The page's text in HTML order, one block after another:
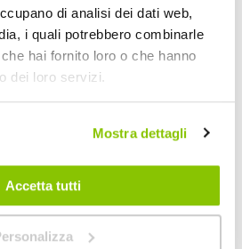
di analisi dei dati web,
i quali potrebbero combinarle
hai fornito loro o che hanno
dei loro servizi.
Mostra dettagli
Accetta tutti